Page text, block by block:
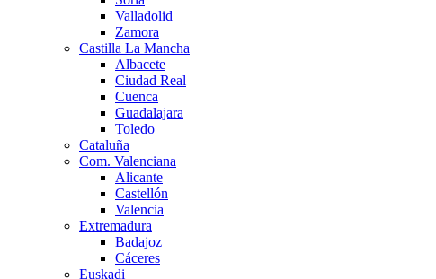
Valladolid
Zamora
Castilla La Mancha
Albacete
Ciudad Real
Cuenca
Guadalajara
Toledo
Cataluña
Com. Valenciana
Alicante
Castellón
Valencia
Extremadura
Badajoz
Cáceres
Euskadi